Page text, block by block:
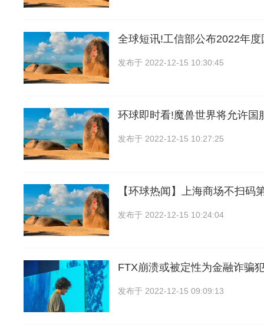
全球短讯!工信部公布2022年
发布于 2022-12-15 10:30:45
环球即时看!魔兽世界将允许国
发布于 2022-12-15 10:27:25
【环球热闻】上海商场不扫码
发布于 2022-12-15 10:24:04
FTX崩溃或被定性为金融诈骗
发布于 2022-12-15 09:09:13